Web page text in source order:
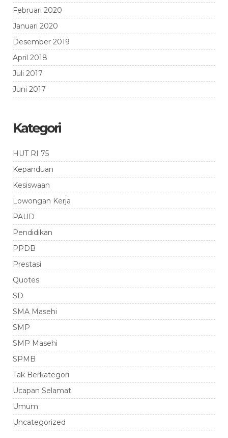
Februari 2020
Januari 2020
Desember 2019
April 2018
Juli 2017
Juni 2017
Kategori
HUT RI 75
Kepanduan
Kesiswaan
Lowongan Kerja
PAUD
Pendidikan
PPDB
Prestasi
Quotes
SD
SMA Masehi
SMP
SMP Masehi
SPMB
Tak Berkategori
Ucapan Selamat
Umum
Uncategorized